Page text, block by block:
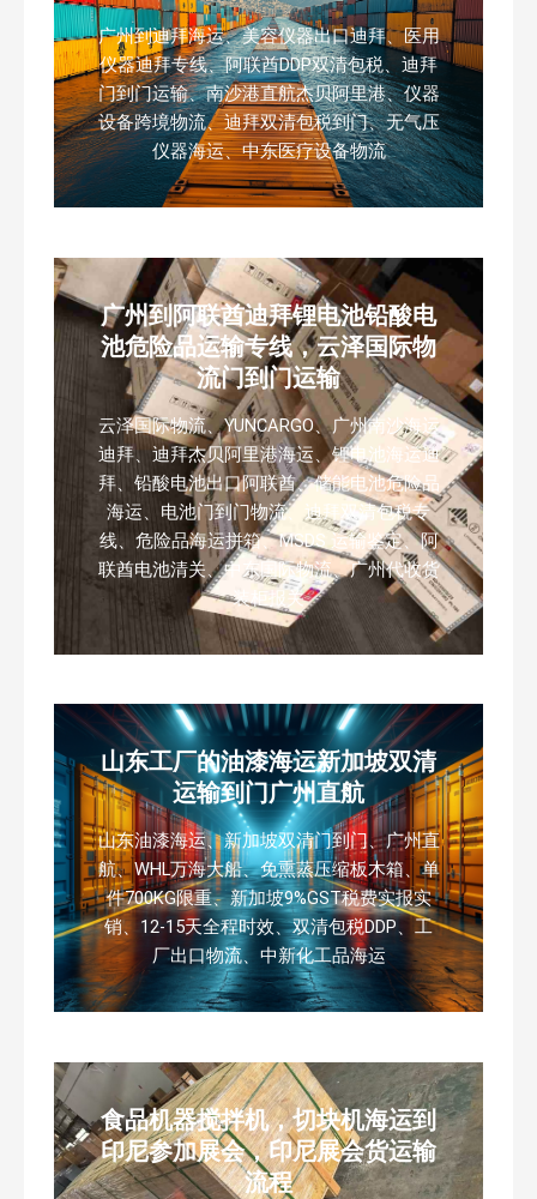
广州到迪拜海运、美容仪器出口迪拜、医用
仪器迪拜专线、阿联酋DDP双清包税、迪拜
门到门运输、南沙港直航杰贝阿里港、仪器
设备跨境物流、迪拜双清包税到门、无气压
仪器海运、中东医疗设备物流
广州到阿联酋迪拜锂电池铅酸电
池危险品运输专线，云泽国际物
流门到门运输
云泽国际物流、YUNCARGO、广州南沙海运
迪拜、迪拜杰贝阿里港海运、锂电池海运迪
拜、铅酸电池出口阿联酋、储能电池危险品
海运、电池门到门物流、迪拜双清包税专
线、危险品海运拼箱、MSDS 运输鉴定、阿
联酋电池清关、中东国际物流、广州代收货
装柜报关
山东工厂的油漆海运新加坡双清
运输到门广州直航
山东油漆海运、新加坡双清门到门、广州直
航、WHL万海大船、免熏蒸压缩板木箱、单
件700KG限重、新加坡9%GST税费实报实
销、12-15天全程时效、双清包税DDP、工
厂出口物流、中新化工品海运
食品机器搅拌机，切块机海运到
印尼参加展会，印尼展会货运输
流程